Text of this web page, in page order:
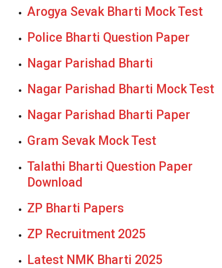
Arogya Sevak Bharti Mock Test
Police Bharti Question Paper
Nagar Parishad Bharti
Nagar Parishad Bharti Mock Test
Nagar Parishad Bharti Paper
Gram Sevak Mock Test
Talathi Bharti Question Paper
Download
ZP Bharti Papers
ZP Recruitment 2025
Latest NMK Bharti 2025